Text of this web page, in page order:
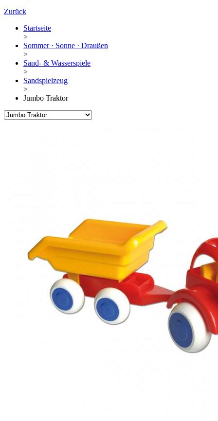
Zurück
Startseite
>
Sommer · Sonne · Draußen
>
Sand- & Wasserspiele
>
Sandspielzeug
>
Jumbo Traktor